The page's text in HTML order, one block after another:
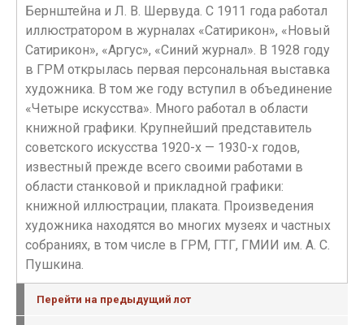
Бернштейна и Л. В. Шервуда. С 1911 года работал
иллюстратором в журналах «Сатирикон», «Новый
Сатирикон», «Аргус», «Синий журнал». В 1928 году
в ГРМ открылась первая персональная выставка
художника. В том же году вступил в объединение
«Четыре искусства». Много работал в области
книжной графики. Крупнейший представитель
советского искусства 1920-х — 1930-х годов,
известный прежде всего своими работами в
области станковой и прикладной графики:
книжной иллюстрации, плаката. Произведения
художника находятся во многих музеях и частных
собраниях, в том числе в ГРМ, ГТГ, ГМИИ им. А. С.
Пушкина.
Перейти на предыдущий лот